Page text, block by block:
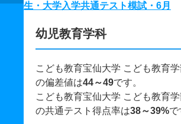
生・大学入学共通テスト模試・6月
幼児教育学科
こども教育宝仙大学 こども教育
の偏差値は44～49です。
こども教育宝仙大学 こども教育
の共通テスト得点率は38～39%で